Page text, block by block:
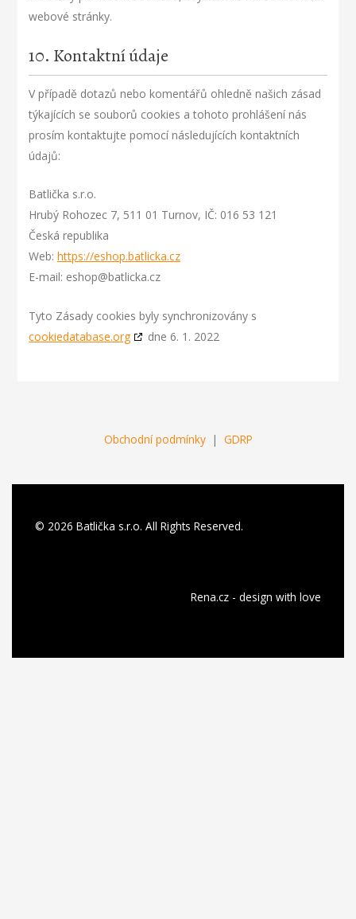
webové stránky.
10. Kontaktní údaje
V případě dotazů nebo komentářů ohledně našich zásad
týkajících se souborů cookies a tohoto prohlášení nás
prosím kontaktujte pomocí následujících kontaktních
údajů:
Batlička s.r.o.
Hrubý Rohozec 7, 511 01 Turnov, IČ: 016 53 121
Česká republika
Web:https://eshop.batlicka.cz
E-mail: zc.akciltab@pohse
Tyto Zásady cookies byly synchronizovány s
cookiedatabase.org
dne 6. 1. 2022
Obchodní podmínky| GDRP
© 2026 Batlička s.r.o. All Rights Reserved.
Rena.cz - design with love